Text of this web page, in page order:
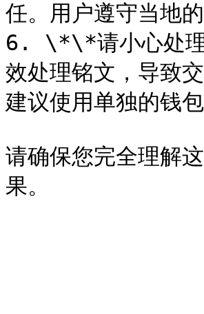
任。用户遵守当地
6. \*\*请小心处理
效处理铭文，导致
建议使用单独的钱包
请确保您完全理解